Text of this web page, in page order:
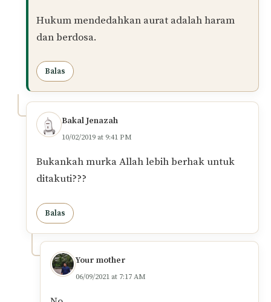
Hukum mendedahkan aurat adalah haram
dan berdosa.
Balas
Bakal Jenazah
10/02/2019 at 9:41 PM
Bukankah murka Allah lebih berhak untuk
ditakuti???
Balas
Your mother
06/09/2021 at 7:17 AM